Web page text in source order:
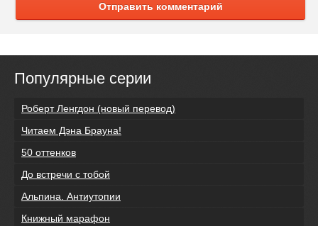
Отправить комментарий
Популярные серии
Роберт Ленгдон (новый перевод)
Читаем Дэна Брауна!
50 оттенков
До встречи с тобой
Альпина. Антиутопии
Книжный марафон